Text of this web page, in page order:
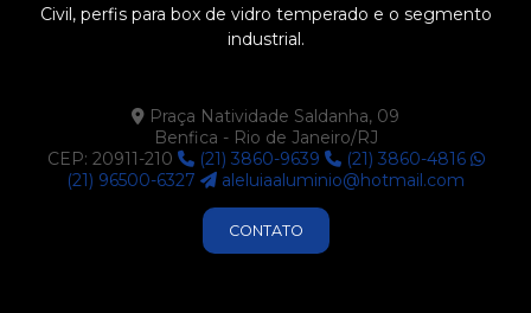
Civil, perfis para box de vidro temperado e o segmento
industrial.
Praça Natividade Saldanha, 09
Benfica - Rio de Janeiro/RJ
CEP: 20911-210
(21) 3860-9639
(21) 3860-4816
(21) 96500-6327
aleluiaaluminio@hotmail.com
CONTATO